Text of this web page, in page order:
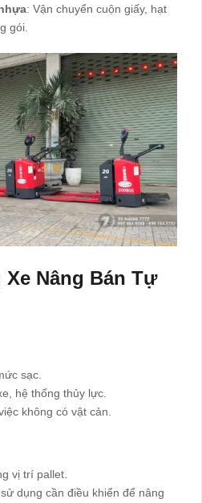
: Vận chuyển cuộn giấy, hạt
gói.
Nâng Bán Tự
sạc.
hệ thống thủy lực.
không có vật cản.
vị trí pallet.
dụng cần điều khiển để nâng